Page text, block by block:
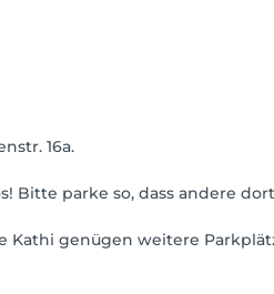
16a.
Bitte parke so, dass andere
genügen weitere